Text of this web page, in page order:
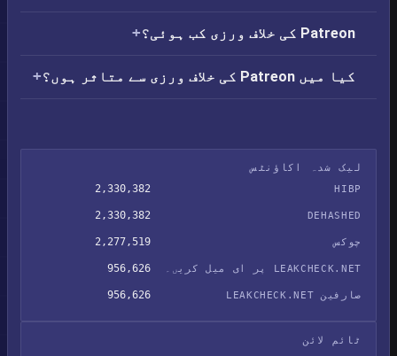
Patreon کی خلاف ورزی کب ہوئی؟
کیا میں Patreon کی خلاف ورزی سے متاثر ہوں؟
لیک شدہ اکاؤنٹس
HIBP
2,330,382
DEHASHED
2,330,382
چوکس 2,277,519
LEAKCHECK.NET پر ای میل کریں۔ 956,626
صارفین LEAKCHECK.NET 956,626
ٹائم لائن